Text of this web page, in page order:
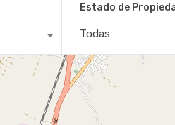
Estado de
Todas